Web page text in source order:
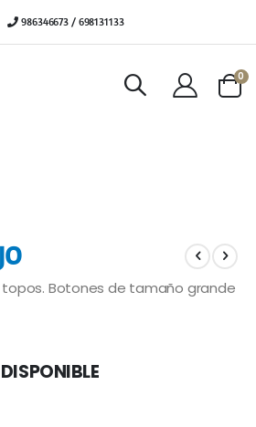
| 986346673 / 698131133
Cart
0
Botones de tamaño grande
DISPONIBLE